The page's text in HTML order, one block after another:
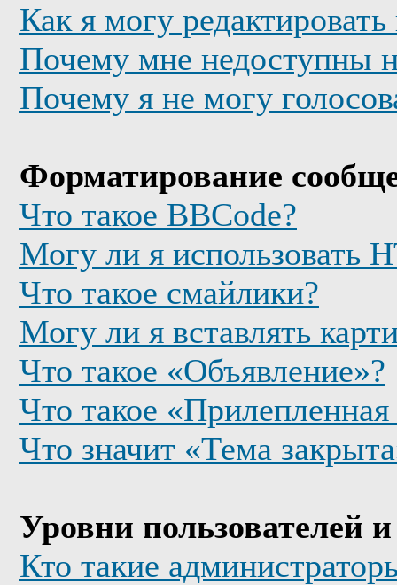
Как я могу
Почему мне недоступны
Почему я не могу
Форматирование
Что такое BBCode?
Могу ли я использовать
Что такое смайлики?
Могу ли я вставлять
Что такое «Объявление»?
Что такое «Прилепленная
Что значит «Тема
Уровни пользователей
Кто такие